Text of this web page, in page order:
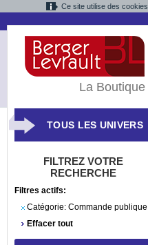
Ce site utilise des
La Boutique
TOUS LES UNIVERS
FILTREZ VOTRE
RECHERCHE
Filtres actifs:
Catégorie: Commande publique
Effacer tout